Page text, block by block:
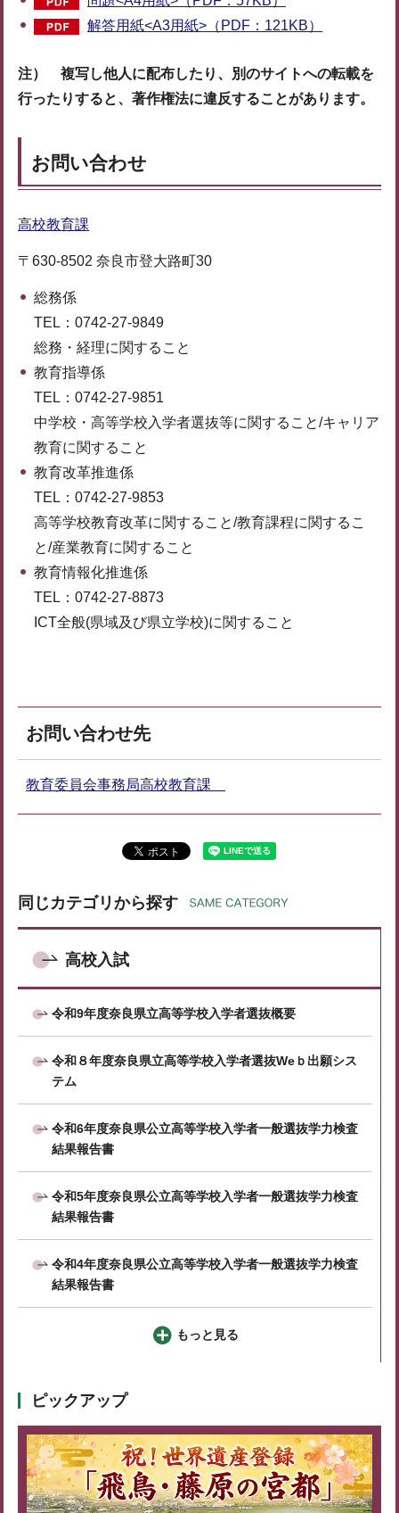
解答用紙<A3用紙>（PDF：121KB）
注） 複写し他人に配布したり、別のサイトへの転載を
行ったりすると、著作権法に違反することがあります。
お問い合わせ
高校教育課
〒630-8502 奈良市登大路町30
総務係
TEL：0742-27-9849
総務・経理に関すること
教育指導係
TEL：0742-27-9851
中学校・高等学校入学者選抜等に関すること/キャリア
教育に関すること
教育改革推進係
TEL：0742-27-9853
高等学校教育改革に関すること/教育課程に関するこ
と/産業教育に関すること
教育情報化推進係
TEL：0742-27-8873
ICT全般(県域及び県立学校)に関すること
お問い合わせ先
教育委員会事務局高校教育課
同じカテゴリから探す
高校入試
令和9年度奈良県立高等学校入学者選抜概要
令和８年度奈良県立高等学校入学者選抜Weｂ出願シス
テム
令和6年度奈良県公立高等学校入学者一般選抜学力検査
結果報告書
令和5年度奈良県公立高等学校入学者一般選抜学力検査
結果報告書
令和4年度奈良県公立高等学校入学者一般選抜学力検査
結果報告書
もっと見る
ピックアップ